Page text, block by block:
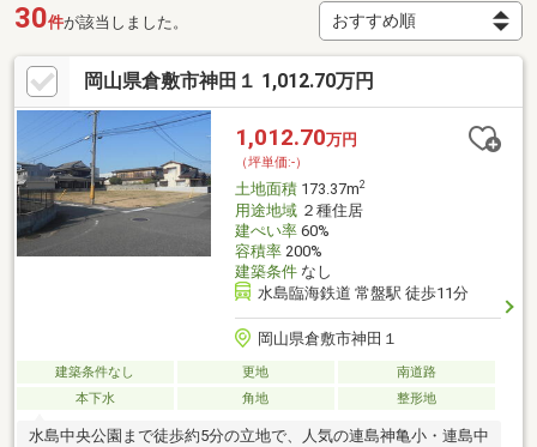
30件が該当しました。
岡山県倉敷市神田１ 1,012.70万円
1,012.70万円
（坪単価:-）
土地面積173.37m2
用途地域２種住居
建ぺい率60%
容積率200%
建築条件なし
水島臨海鉄道 常盤駅 徒歩11分
岡山県倉敷市神田１
建築条件なし 更地
南道路
本下水
角地 整形地
水島中央公園まで徒歩約5分の立地で、人気の連島神亀小・連島中